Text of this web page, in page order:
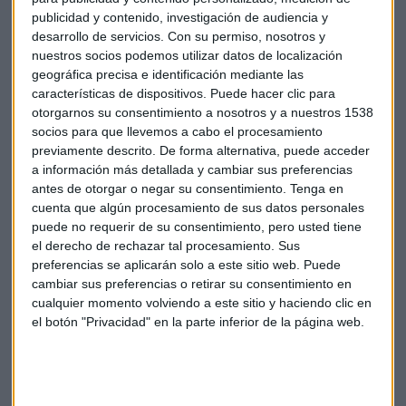
publicidad y contenido, investigación de audiencia y
desarrollo de servicios. Con su permiso, nosotros y
nuestros socios podemos utilizar datos de localización
geográfica precisa e identificación mediante las
características de dispositivos. Puede hacer clic para
otorgarnos su consentimiento a nosotros y a nuestros 1538
socios para que llevemos a cabo el procesamiento
previamente descrito. De forma alternativa, puede acceder
a información más detallada y cambiar sus preferencias
antes de otorgar o negar su consentimiento. Tenga en
cuenta que algún procesamiento de sus datos personales
puede no requerir de su consentimiento, pero usted tiene
el derecho de rechazar tal procesamiento. Sus
preferencias se aplicarán solo a este sitio web. Puede
cambiar sus preferencias o retirar su consentimiento en
cualquier momento volviendo a este sitio y haciendo clic en
el botón "Privacidad" en la parte inferior de la página web.
Bolsa Bce Donald trump Política Fiscal